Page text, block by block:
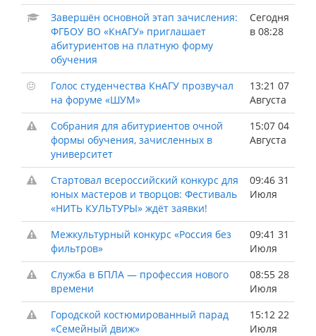
Завершён основной этап зачисления:
ФГБОУ ВО «КнАГУ» приглашает
абитуриентов на платную форму
обучения
Сегодня
в 08:28
Голос студенчества КнАГУ прозвучал
на форуме «ШУМ»
13:21 07
Августа
Собрания для абитуриентов очной
формы обучения, зачисленных в
университет
15:07 04
Августа
Стартовал всероссийский конкурс для
юных мастеров и творцов: Фестиваль
«НИТЬ КУЛЬТУРЫ» ждёт заявки!
09:46 31
Июля
Межкультурный конкурс «Россия без
фильтров»
09:41 31
Июля
Служба в БПЛА — профессия нового
времени
08:55 28
Июля
Городской костюмированный парад
«Семейный движ»
15:12 22
Июля